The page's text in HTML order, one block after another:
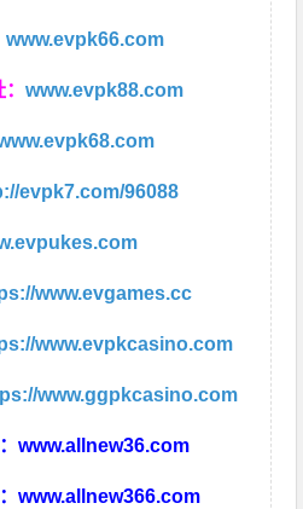
www.evpk66.com
：www.evpk88.com
evpk7.com/96088
www.evgames.cc
www.evpkcasino.com
www.ggpkcasino.com
www.allnew36.com
www.allnew366.com